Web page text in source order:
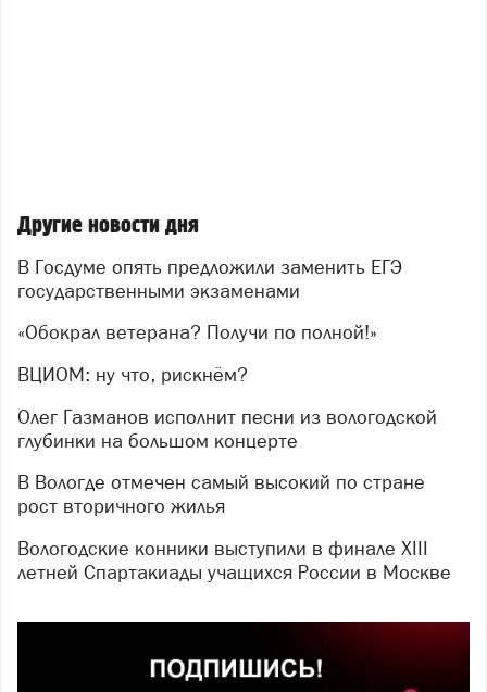
Другие новости дня
В Госдуме опять предложили заменить ЕГЭ
государственными экзаменами
«Обокрал ветерана? Получи по полной!»
ВЦИОМ: ну что, рискнём?
Олег Газманов исполнит песни из вологодской
глубинки на большом концерте
В Вологде отмечен самый высокий по стране
рост вторичного жилья
Вологодские конники выступили в финале XIII
летней Спартакиады учащихся России в Москве